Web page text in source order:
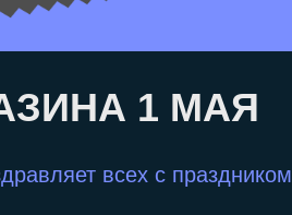
1 МАЯ
всех с праздником